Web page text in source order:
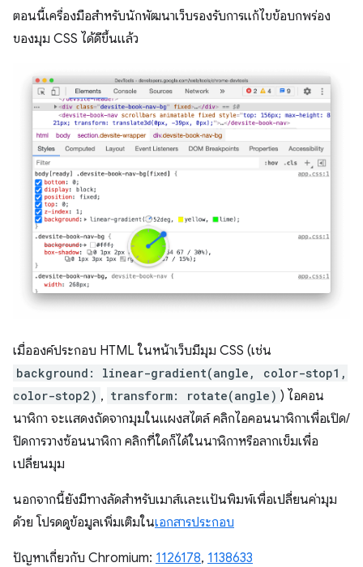
ตอนนี้เครื่องมือสำหรับนักพัฒนาเว็บรองรับการแก้ไขข้อบกพร่อง
ของมุม CSS ได้ดีขึ้นแล้ว
เมื่อองค์ประกอบ HTML ในหน้าเว็บมีมุม CSS (เช่น
background: linear-gradient(angle, color-stop1,
color-stop2) , transform: rotate(angle) ) ไอคอน
นาฬิกา จะแสดงถัดจากมุมในแผงสไตล์ คลิกไอคอนนาฬิกาเพื่อเปิด/
ปิดการวางซ้อนนาฬิกา คลิกที่ใดก็ได้ในนาฬิกาหรือลากเข็มเพื่อ
เปลี่ยนมุม
นอกจากนี้ยังมีทางลัดสำหรับเมาส์และแป้นพิมพ์เพื่อเปลี่ยนค่ามุม
ด้วย โปรดดูข้อมูลเพิ่มเติมในเอกสารประกอบ
ปัญหาเกี่ยวกับ Chromium: 1126178, 1138633